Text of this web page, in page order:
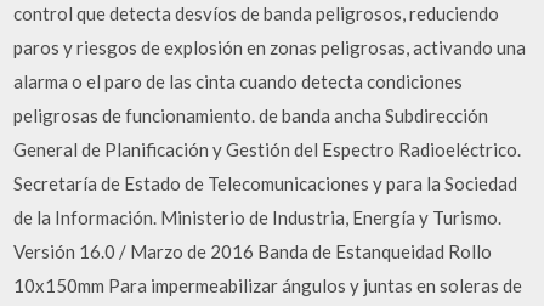
control que detecta desvíos de banda peligrosos, reduciendo
paros y riesgos de explosión en zonas peligrosas, activando una
alarma o el paro de las cinta cuando detecta condiciones
peligrosas de funcionamiento. de banda ancha Subdirección
General de Planificación y Gestión del Espectro Radioeléctrico.
Secretaría de Estado de Telecomunicaciones y para la Sociedad
de la Información. Ministerio de Industria, Energía y Turismo.
Versión 16.0 / Marzo de 2016 Banda de Estanqueidad Rollo
10x150mm Para impermeabilizar ángulos y juntas en soleras de